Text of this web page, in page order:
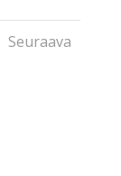
Seuraava